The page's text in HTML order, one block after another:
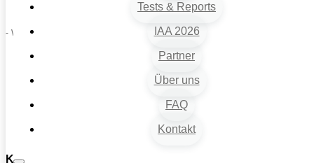
Tests & Reports
IAA 2026
Partner
Über uns
FAQ
Kontakt
- Werbung -
Keine Ergebnisse gefunden